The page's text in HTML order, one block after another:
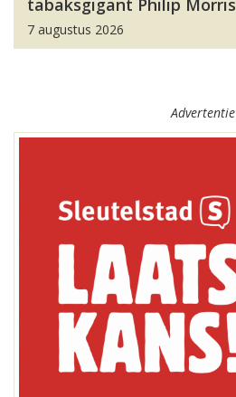
tabaksgigant Philip Morris
7 augustus 2026
Advertentie